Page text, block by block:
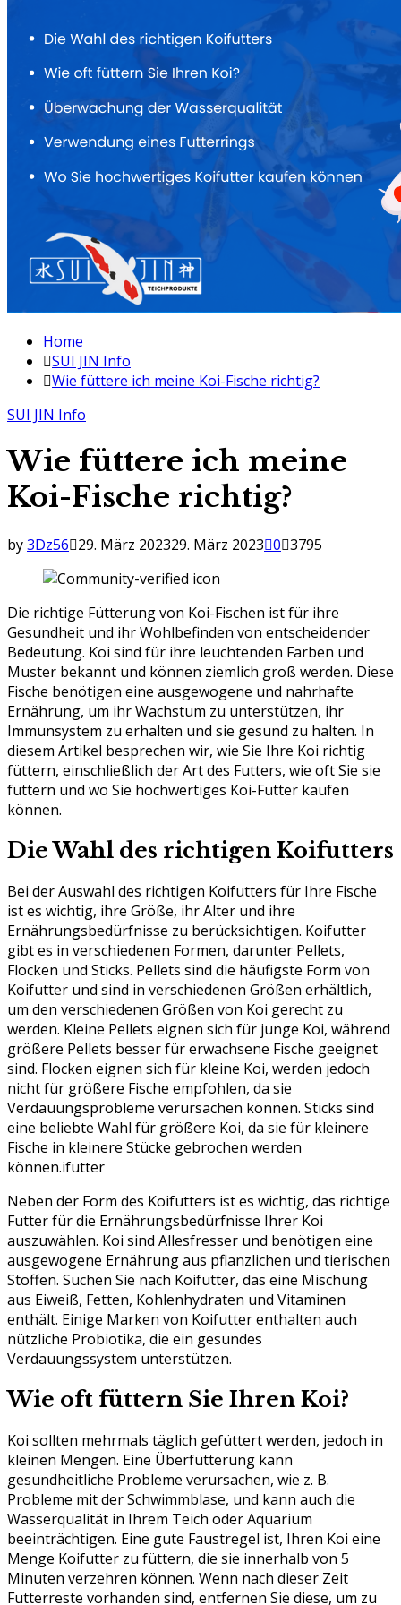
Home
SUI JIN Info
Wie füttere ich meine Koi-Fische richtig?
SUI JIN Info
Wie füttere ich meine
Koi-Fische richtig?
by3Dz56 29. März 202329. März 2023 0 3795
Die richtige Fütterung von Koi-Fischen ist für ihre
Gesundheit und ihr Wohlbefinden von entscheidender
Bedeutung. Koi sind für ihre leuchtenden Farben und
Muster bekannt und können ziemlich groß werden. Diese
Fische benötigen eine ausgewogene und nahrhafte
Ernährung, um ihr Wachstum zu unterstützen, ihr
Immunsystem zu erhalten und sie gesund zu halten. In
diesem Artikel besprechen wir, wie Sie Ihre Koi richtig
füttern, einschließlich der Art des Futters, wie oft Sie sie
füttern und wo Sie hochwertiges Koi-Futter kaufen
können.
Die Wahl des richtigen Koifutters
Bei der Auswahl des richtigen Koifutters für Ihre Fische
ist es wichtig, ihre Größe, ihr Alter und ihre
Ernährungsbedürfnisse zu berücksichtigen. Koifutter
gibt es in verschiedenen Formen, darunter Pellets,
Flocken und Sticks. Pellets sind die häufigste Form von
Koifutter und sind in verschiedenen Größen erhältlich,
um den verschiedenen Größen von Koi gerecht zu
werden. Kleine Pellets eignen sich für junge Koi, während
größere Pellets besser für erwachsene Fische geeignet
sind. Flocken eignen sich für kleine Koi, werden jedoch
nicht für größere Fische empfohlen, da sie
Verdauungsprobleme verursachen können. Sticks sind
eine beliebte Wahl für größere Koi, da sie für kleinere
Fische in kleinere Stücke gebrochen werden
können.ifutter
Neben der Form des Koifutters ist es wichtig, das richtige
Futter für die Ernährungsbedürfnisse Ihrer Koi
auszuwählen. Koi sind Allesfresser und benötigen eine
ausgewogene Ernährung aus pflanzlichen und tierischen
Stoffen. Suchen Sie nach Koifutter, das eine Mischung
aus Eiweiß, Fetten, Kohlenhydraten und Vitaminen
enthält. Einige Marken von Koifutter enthalten auch
nützliche Probiotika, die ein gesundes
Verdauungssystem unterstützen.
Wie oft füttern Sie Ihren Koi?
Koi sollten mehrmals täglich gefüttert werden, jedoch in
kleinen Mengen. Eine Überfütterung kann
gesundheitliche Probleme verursachen, wie z. B.
Probleme mit der Schwimmblase, und kann auch die
Wasserqualität in Ihrem Teich oder Aquarium
beeinträchtigen. Eine gute Faustregel ist, Ihren Koi eine
Menge Koifutter zu füttern, die sie innerhalb von 5
Minuten verzehren können. Wenn nach dieser Zeit
Futterreste vorhanden sind, entfernen Sie diese, um zu